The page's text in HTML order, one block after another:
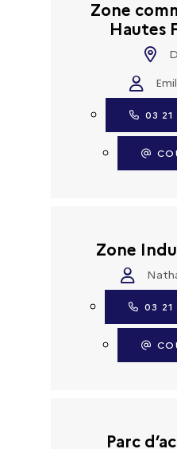
Zone
Hautes
03
Zone
03
Parc